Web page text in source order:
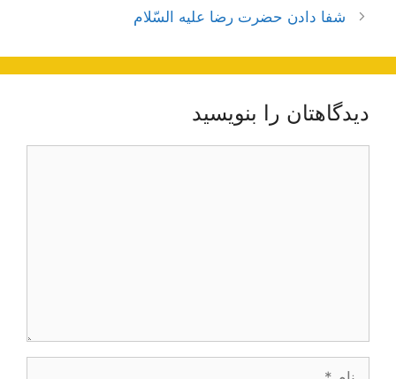
شفا دادن حضرت رضا عليه السّلام
دیدگاهتان را بنویسید